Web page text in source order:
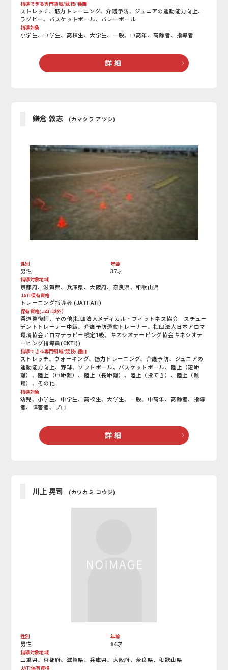
指導できる専門領域/競技/種目
ストレッチ、筋力トレーニング、介護予防、ジュニアの運動能力向上、
ラグビー、バスケットボール、バレーボール
指導対象
小学生、中学生、高校生、大学生、一般、中高年、高齢者、指導者
詳 細
鎌倉 敦志 (カマクラ アツシ)
性別
男性
年齢
37才
指導対象地域
京都府、滋賀県、兵庫県、大阪府、奈良県、和歌山県
JATI保有資格
トレーニング指導者 (JATI-ATI)
保有資格(JATI以外）
柔道整復師、その他(社団法人メディカル・フィットネス協会 スチュー
デントトレーナー中級、介護予防運動トレーナー、社団法人日本アロマ
環境協会アロマテラピー検定1級、キネシオテーピング協会キネシオテ
ーピング指導員(CKTI))
指導できる専門領域/競技/種目
ストレッチ、ウォーキング、筋力トレーニング、介護予防、ジュニアの
運動能力向上、野球、ソフトボール、バスケットボール、陸上（短距
離）、陸上（中距離）、陸上（長距離）、陸上（投てき）、陸上（跳
躍）、その他
指導対象
幼児、小学生、中学生、高校生、大学生、一般、中高年、高齢者、指導
者、障害者、プロ
詳 細
川上 晃司 (カワカミ コウジ)
性別
男性
年齢
64才
指導対象地域
三重県、京都府、滋賀県、兵庫県、大阪府、奈良県、和歌山県
JATI保有資格